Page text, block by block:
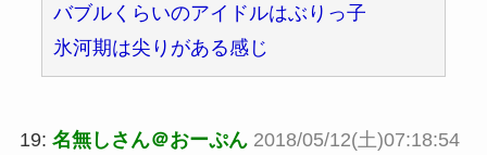
バブルくらいのアイドルはぶりっ子
氷河期は尖りがある感じ
19: 名無しさん＠おーぷん 2018/05/12(土)07:18:54